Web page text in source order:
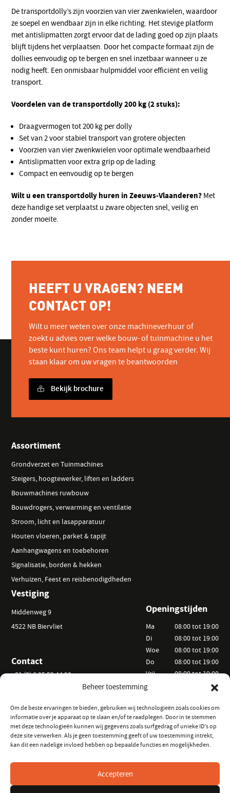
Beheer toestemming
Om de beste ervaringen te bieden, gebruiken wij technologieën zoals cookies om
informatie over je apparaat op te slaan en/of te raadplegen. Door in te stemmen
met deze technologieën kunnen wij gegevens zoals surfgedrag of unieke ID's op
deze site verwerken. Als je geen toestemming geeft of uw toestemming intrekt,
kan dit een nadelige invloed hebben op bepaalde functies en mogelijkheden.
Accepteren
De transportdolly’s zijn voorzien van vier zwenkwielen, waardoor
ze soepel en wendbaar zijn in elke richting. Het stevige platform
met antislipmatten zorgt ervoor dat de lading goed op zijn plaats
blijft tijdens het verplaatsen. Door het compacte formaat zijn de
dollies eenvoudig op te bergen en snel inzetbaar wanneer u ze
nodig heeft. Een onmisbaar hulpmiddel voor efficiënt en veilig
transport.
Voordelen van de transportdolly 200 kg (2 stuks):
Draagvermogen tot 200 kg per dolly
Set van 2 voor stabiel transport van grotere objecten
Voorzien van vier zwenkwielen voor optimale wendbaarheid
Antislipmatten voor extra grip op de lading
Compact en eenvoudig op te bergen
Wilt u een transportdolly huren in Zeeuws-Vlaanderen? Met
deze handige set verplaatst u zware objecten snel, veilig en
zonder moeite.
HEEFT U VRAGEN? NEEM
CONTACT OP!
Wilt u meer weten over onze machineverhuur of
zoekt u advies over welke bouw- of tuinmachine u het
beste kunt huren? Ons team helpt u graag verder. Wij
staan klaar om uw vragen te beantwoorden
Bekijk brochure
Assortiment
Grondverzet en Tuinmachines
Steigers, hoogtewerker, liften en ladders
Bouwmachines ruwbouw
Bouwdrogers, verwarming en ventilatie
Stroom, licht en lasapparatuur
Houten vloeren, parket & tapijt
Aanhangwagens en toebehoren
Signalisatie, borden & hekken
Verhuizen, Feest en reisbenodigdheden
Vestiging
Middenweg 9
4522 NB Biervliet
Contact
+31 (0) 6 25 52 44 20
info@vanackerverhuur.nl
Openingstijden
Ma
Di
Woe
Do
Vrij
Za
08:00 tot 19:00
08:00 tot 19:00
08:00 tot 19:00
08:00 tot 19:00
08:00 tot 19:00
09:00 tot 15:00
Informatie
Hoe kunt u huren?
Keurmeester Zeeland
Volg ons
op Instagram